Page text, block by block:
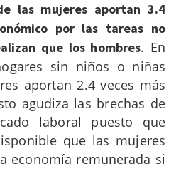
las mujeres aportan 3.4
por las tareas no
que los hombres. En
sin niños o niñas
aportan 2.4 veces más
agudiza las brechas de
laboral puesto que
que las mujeres
economía remunerada si